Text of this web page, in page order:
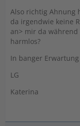
Also richtig Ahnung
da irgendwie keine
an> mir da
harmlos?
In banger Erwartung
LG
Katerina